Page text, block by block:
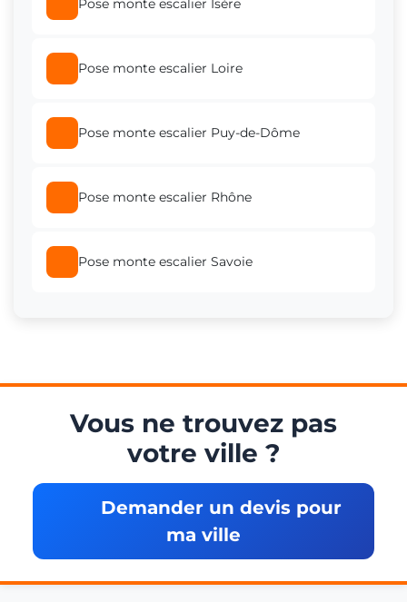
Pose monte escalier Isère
Pose monte escalier Loire
Pose monte escalier Puy-de-Dôme
Pose monte escalier Rhône
Pose monte escalier Savoie
Vous ne trouvez pas
votre ville ?
Demander un devis pour
ma ville